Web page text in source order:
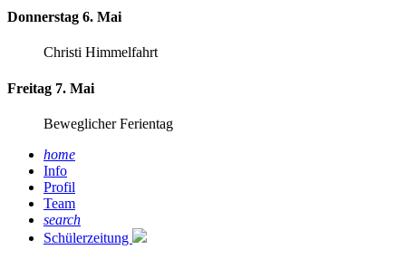
Donnerstag 6. Mai
Christi Himmelfahrt
Freitag 7. Mai
Beweglicher Ferientag
home
Info
Profil
Team
search
Schülerzeitung